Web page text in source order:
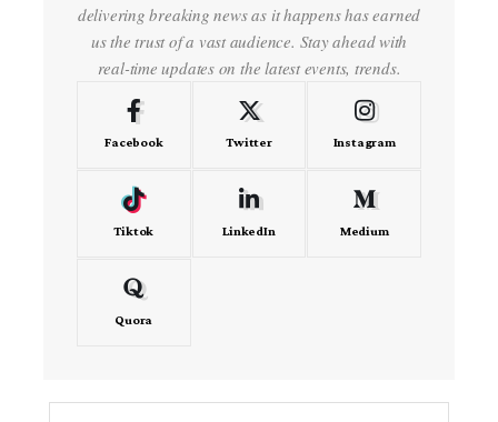
delivering breaking news as it happens has earned
us the trust of a vast audience. Stay ahead with
real-time updates on the latest events, trends.
Facebook Twitter Instagram
Tiktok LinkedIn Medium
Quora